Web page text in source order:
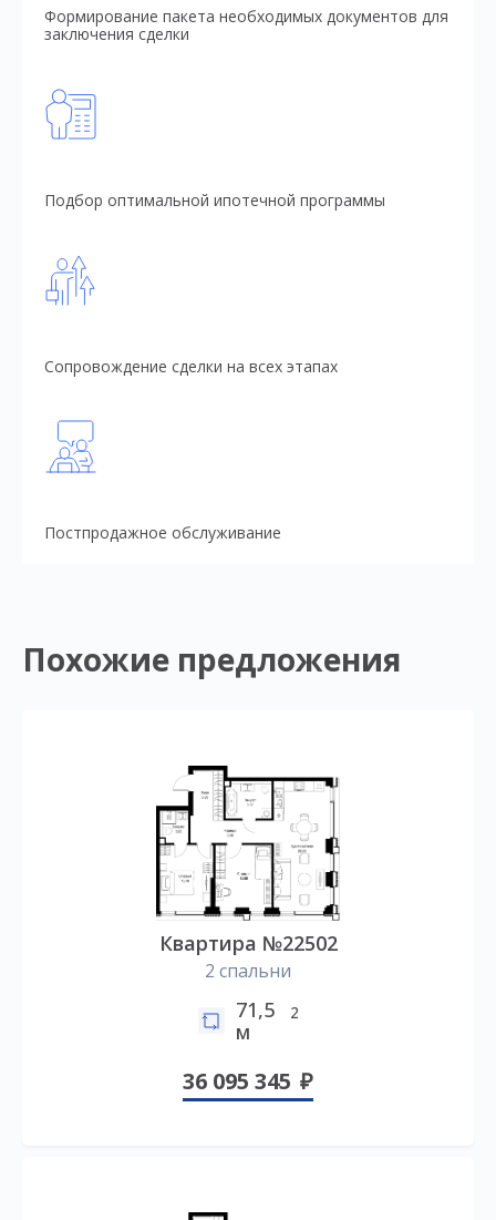
Формирование пакета необходимых документов для
заключения сделки
Подбор оптимальной ипотечной программы
Сопровождение сделки на всех этапах
Постпродажное обслуживание
Похожие предложения
Квартира №22502
2 спальни
71,5
м
2
36 095 345